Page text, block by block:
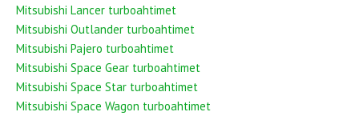
Mitsubishi Lancer turboahtimet
Mitsubishi Outlander turboahtimet
Mitsubishi Pajero turboahtimet
Mitsubishi Space Gear turboahtimet
Mitsubishi Space Star turboahtimet
Mitsubishi Space Wagon turboahtimet